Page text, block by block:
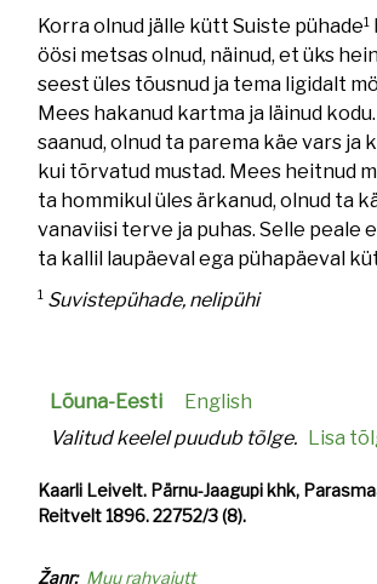
Korra olnud jälle kütt Suiste pühade1
öösi metsas olnud, näinud, et üks
seest üles tõusnud ja tema ligidalt
Mees hakanud kartma ja läinud
saanud, olnud ta parema käe vars ja
kui tõrvatud mustad. Mees heitnud
ta hommikul üles ärkanud, olnud ta
vanaviisi terve ja puhas. Selle peale
ta kallil laupäeval ega pühapäeval
1 Suvistepühade, nelipühi
Lõuna-Eesti
English
Valitud keelel puudub tõlge. Lisa
Kaarli Leivelt. Pärnu-Jaagupi khk,
Reitvelt 1896. 22752/3 (8).
Žanr Muu rahvajutt